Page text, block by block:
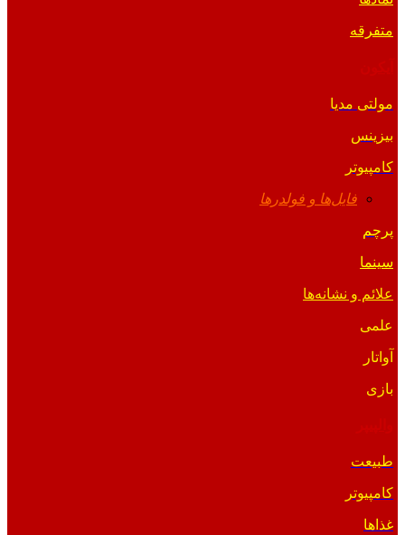
متفرقه
مولتی مدیا
بیزینس
کامپیوتر
فایل‌ها و فولدرها
پرچم
سینما
علائم و نشانه‌ها
علمی
آواتار
بازی
طبیعت
کامپیوتر
غذاها